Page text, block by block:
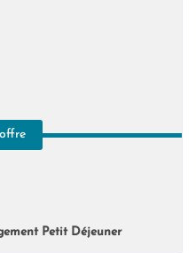
Petit Déjeuner